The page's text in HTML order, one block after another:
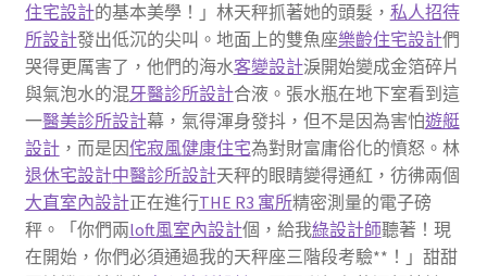
住宅設計的基本美學！」林天秤抓著她的頭髮， 私人招待
所設計發出低沉的尖叫。地面上的雙魚座樂齡住宅設計們
哭得更厲害了，他們的海水客變設計淚開始變成金箔碎片
與氣泡水的混牙醫診所設計合液。張水瓶在地下室看到這
一醫美診所設計幕，氣得渾身發抖，但不是因為害怕遊艇
設計，而是因侘寂風健康住宅為對財富庸俗化的憤怒。林
退休宅設計中醫診所設計天秤的眼睛變得通紅，彷彿兩個
大直室內設計正在進行THE R3 寓所精密測量的電子磅
秤。「你們兩loft風室內設計個，給我綠設計師聽著！現
在開始，你們必須通過我的天秤座三階段考驗**！」甜甜